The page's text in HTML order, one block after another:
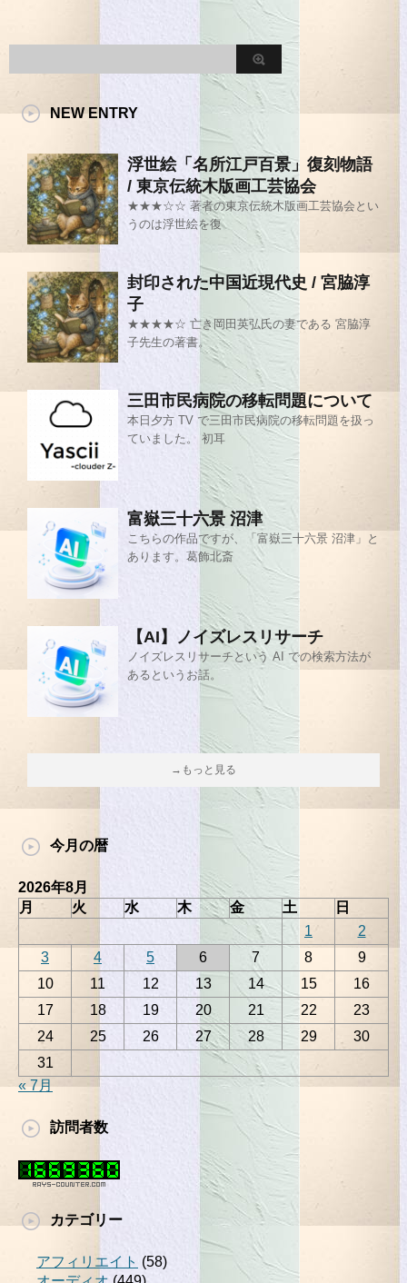
NEW ENTRY
浮世絵「名所江戸百景」復刻物語
/ 東京伝統木版画工芸協会
★★★☆☆ 著者の東京伝統木版画工芸協会とい
うのは浮世絵を復
封印された中国近現代史 / 宮脇淳
子
★★★★☆ 亡き岡田英弘氏の妻である 宮脇淳
子先生の著書。
三田市民病院の移転問題について
本日夕方 TV で三田市民病院の移転問題を扱っ
ていました。 初耳
富嶽三十六景 沼津
こちらの作品ですが、「富嶽三十六景 沼津」と
あります。葛飾北斎
【AI】ノイズレスリサーチ
ノイズレスリサーチという AI での検索方法が
あるというお話。
→もっと見る
今月の暦
2026年8月
月
火 水 木 金 土
日
1
2
3
4 5 6 7 8
9
10
11 12 13 14 15
16
17
18 19 20 21 22
23
24
25 26 27 28 29
30
31
« 7月
訪問者数
カテゴリー
アフィリエイト (58)